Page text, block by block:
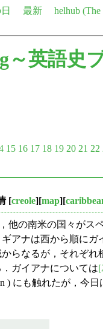
最新
helhub
～英語史
15 16 17 18 19 20 21 22
[creole][map][
他の南米の国々がス
アナは西から順にガ
からなるが，それぞ
ガイアナについては
) にも触れたが，今